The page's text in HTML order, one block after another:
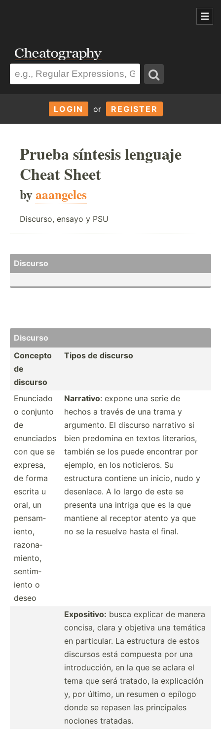
LOGIN or REGISTER
Prueba síntesis lenguaje
Cheat Sheet
byaaangeles
Discurso, ensayo y PSU
Disc­urso
Disc­urso
Concepto
de
discurso
Tipos de discurso
Enunciado
o conjunto
de
enunciados
con que se
expresa,
de forma
escrita u
oral, un
pensam­
iento,
razona­
miento,
sentim­
iento o
deseo
Narrativo: expone una serie de
hechos a través de una trama y
argumento. El discurso narrativo si
bien predomina en textos litera­rios,
también se los puede encontrar por
ejemplo, en los notici­eros. Su
estructura contiene un inicio, nudo y
desenlace. A lo largo de este se
presenta una intriga que es la que
mantiene al receptor atento ya que
no se la resuelve hasta el final.
Exposi­tivo: busca explicar de manera
concisa, clara y objetiva una temática
en partic­ular. La estructura de estos
discursos está compuesta por una
introd­ucción, en la que se aclara el
tema que será tratado, la explic­ación
y, por último, un resumen o epílogo
donde se repasen las princi­pales
nociones tratadas.